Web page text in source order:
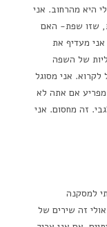
היא מהרחוב. אני
שזו שפת- האם
מעדיף את
של השפה
לקרוא. אני מסוגל
מפריע אם אתה לא
זה מחסום. אני
למסקנה
זה שירים של